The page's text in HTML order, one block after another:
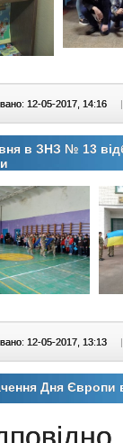
12-05-2017, 14:16
в ЗНЗ № 13
12-05-2017, 13:13 |
Дня Європи